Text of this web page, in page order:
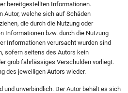
bereitgestellten Informationen.
Autor, welche sich auf Schäden
die durch die Nutzung oder
Informationen bzw. durch die Nutzung
Informationen verursacht wurden sind
sofern seitens des Autors kein
grob fahrlässiges Verschulden vorliegt.
des jeweiligen Autors wieder.
und unverbindlich. Der Autor behält es sich